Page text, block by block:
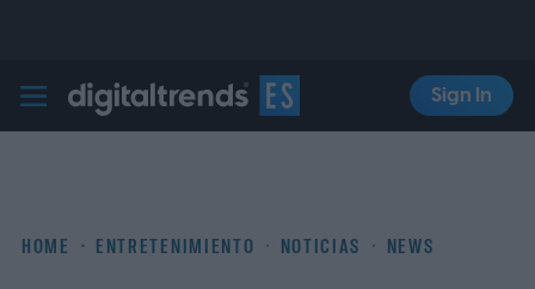
Digital Trends Español
Sign In
HOME ENTRETENIMIENTO NOTICIAS NEWS